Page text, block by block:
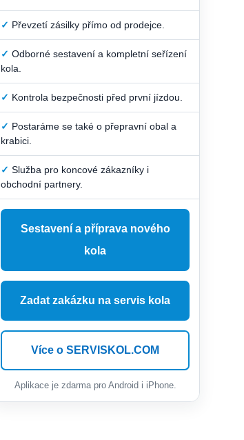
✓ Převzetí zásilky přímo od prodejce.
✓ Odborné sestavení a kompletní seřízení
kola.
✓ Kontrola bezpečnosti před první jízdou.
✓ Postaráme se také o přepravní obal a
krabici.
✓ Služba pro koncové zákazníky i
obchodní partnery.
Sestavení a příprava nového
kola
Zadat zakázku na servis kola
Více o SERVISKOL.COM
Aplikace je zdarma pro Android i iPhone.